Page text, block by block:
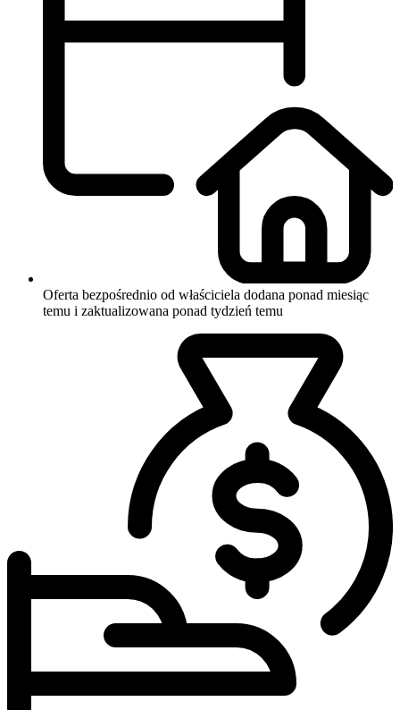
Oferta bezpośrednio od właściciela dodana ponad miesiąc
temu i zaktualizowana ponad tydzień temu